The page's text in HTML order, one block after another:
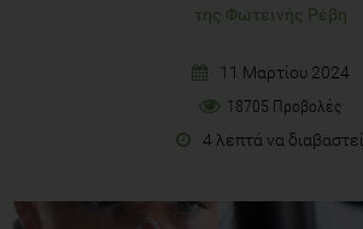
της Φωτεινής Ρέβη
11 Μαρτίου 2024
18705 Προβολές
4 λεπτά να διαβαστεί